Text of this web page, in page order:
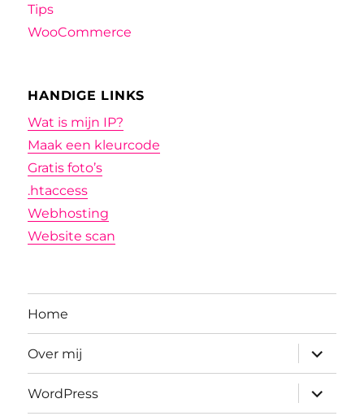
Tips
WooCommerce
HANDIGE LINKS
Wat is mijn IP?
Maak een kleurcode
Gratis foto’s
.htaccess
Webhosting
Website scan
Home
Over mij
submenu
WordPress
submenu